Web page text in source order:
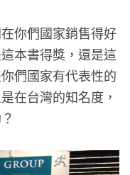
你們國家銷售得好
本書得獎，還是這
們國家有代表性的
在台灣的知名度，